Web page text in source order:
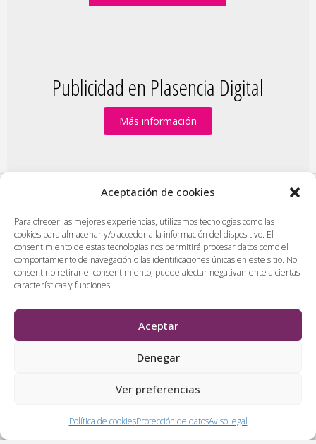
Aceptación de cookies
Para ofrecer las mejores experiencias, utilizamos tecnologías como las
cookies para almacenar y/o acceder a la información del dispositivo. El
consentimiento de estas tecnologías nos permitirá procesar datos como el
comportamiento de navegación o las identificaciones únicas en este sitio. No
consentir o retirar el consentimiento, puede afectar negativamente a ciertas
características y funciones.
Aceptar
Denegar
Ver preferencias
Política de cookiesProtección de datosAviso legal
Publicidad en Plasencia Digital
Más información
PlasenciaDigital.com | Formulario de contacto
Publicidad en Plasencia Digital
|
Política de cookies (UE)
| Protección de datos
|
Aviso legal
| Diseño web en Plasencia
por los administradores antes de ser publicado. No se aceptarán
contenidos que falten al respeto, insulten o desprecien a
personas, lugares o empresas.